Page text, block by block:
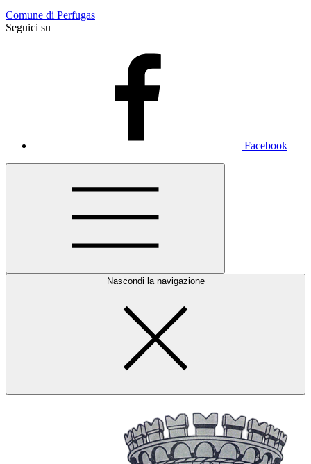
Comune di Perfugas
Seguici su
Facebook
Nascondi la navigazione